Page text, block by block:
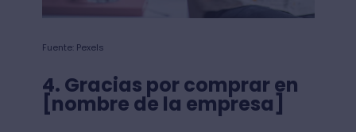
Fuente: Pexels
4. Gracias por comprar en
[nombre de la empresa]